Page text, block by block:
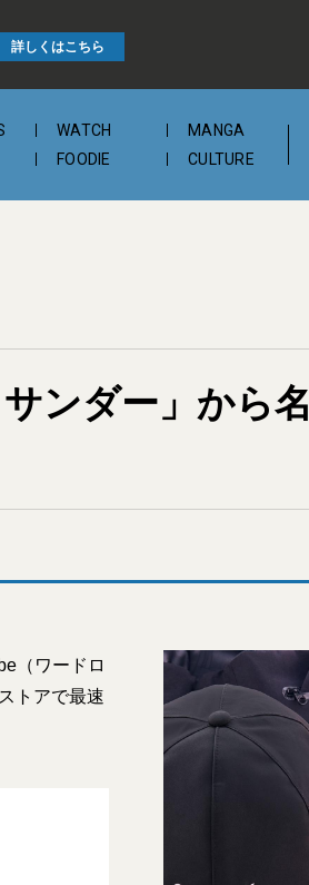
詳しくはこちら
WATCH
MANGA
FOODIE CULTURE
ンダー」から名
（ワードロ
トアで最速